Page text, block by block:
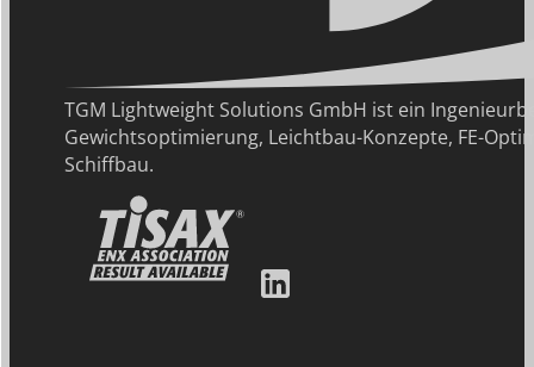
TGM Lightweight Solutions GmbH ist ein
Gewichtsoptimierung, Leichtbau-Konzepte, FE-
Schiffbau.